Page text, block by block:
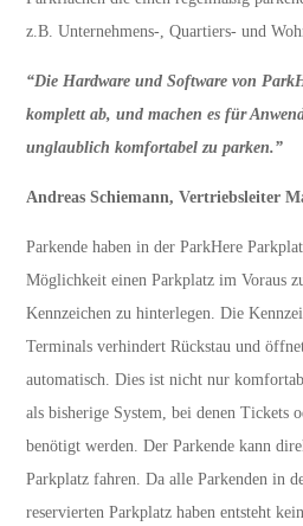
z.B. Unternehmens-, Quartiers- und
“Die Hardware und Software von
komplett ab, und machen es für
unglaublich komfortabel zu parken.”
Andreas Schiemann, Vertriebsleiter
Parkende haben in der ParkHere
Möglichkeit einen Parkplatz im Voraus
Kennzeichen zu hinterlegen. Die
Terminals verhindert Rückstau und
automatisch. Dies ist nicht nur
als bisherige System, bei denen Tickets
benötigt werden. Der Parkende kann
Parkplatz fahren. Da alle Parkenden in
reservierten Parkplatz haben entsteht